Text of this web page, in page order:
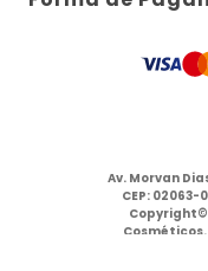
Av. Morvan
CEP: 02063-